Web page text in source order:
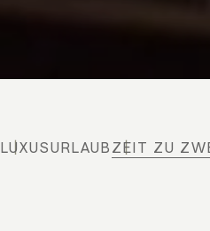
LUXUSURLAUB ZEIT ZU